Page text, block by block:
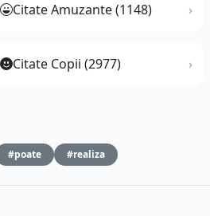
Citate Amuzante (1148)
Citate Copii (2977)
#poate #realiza